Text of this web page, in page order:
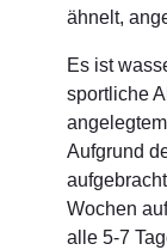
ähnelt,
Es ist
sportliche
Aufgrund
Wochen
alle 5-7